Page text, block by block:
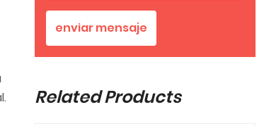
enviar mensaje
Related Products